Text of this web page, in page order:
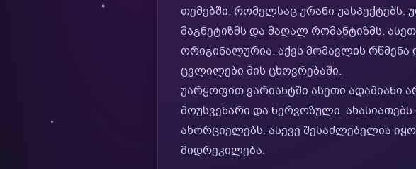
თემებში, რომელსაც ურანი უასპექტებს.
მაგნეტიზმს და მაღალ რომანტიზმს.
ორიგინალურია. აქვს მომავლის
ცვლილები მის ცხოვრებაში.
უარყოფით ვარიანტში ასეთი ადამიანი
მოუსვენარი და ნერვოზული.
ახორციელებს. ასევე შესაძლებელია
მიდრეკილება.